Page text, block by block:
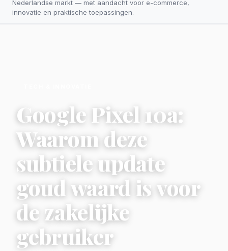
Nederlandse markt — met aandacht voor e-commerce,
innovatie en praktische toepassingen.
Google Pixel 10a:
Waarom deze
subtiele update
goud waard is voor
de zakelijke
gebruiker